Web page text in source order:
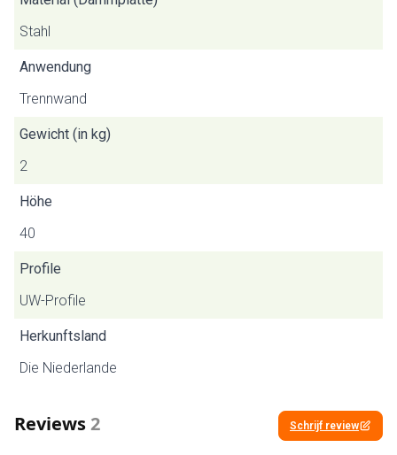
Stahl
Anwendung
Trennwand
Gewicht (in kg)
2
Höhe
40
Profile
UW-Profile
Herkunftsland
Die Niederlande
Reviews2 Schrijf review